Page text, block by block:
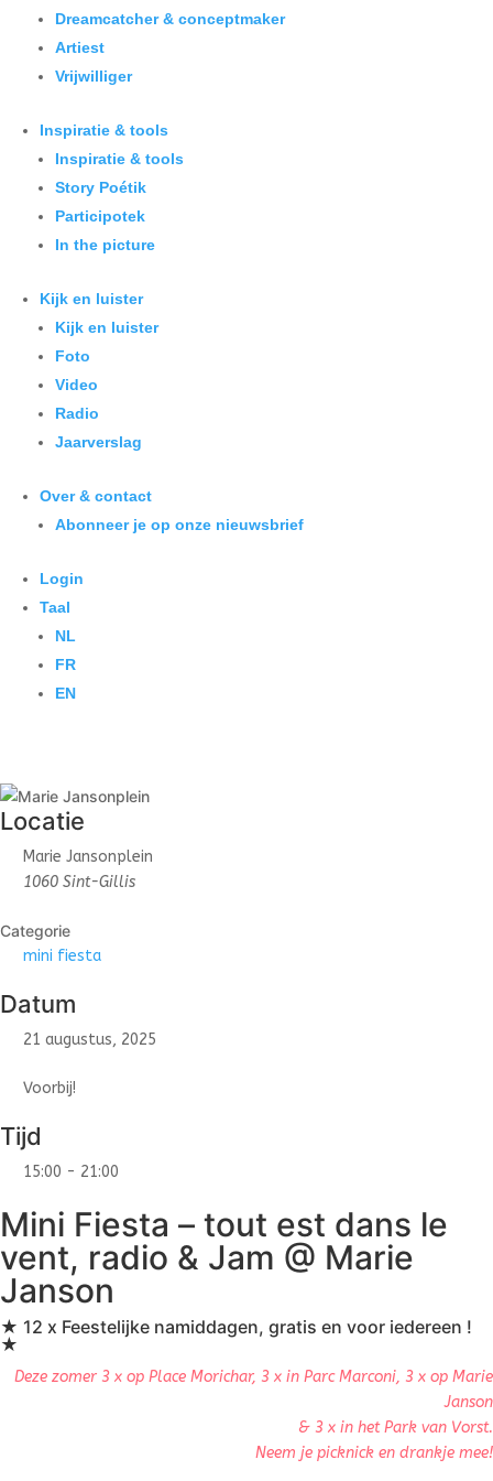
Dreamcatcher & conceptmaker
Artiest
Vrijwilliger
Inspiratie & tools
Inspiratie & tools
Story Poétik
Participotek
In the picture
Kijk en luister
Kijk en luister
Foto
Video
Radio
Jaarverslag
Over & contact
Abonneer je op onze nieuwsbrief
Login
Taal
NL
FR
EN
Locatie
Marie Jansonplein
1060 Sint-Gillis
Categorie
mini fiesta
Datum
21 augustus, 2025
Voorbij!
Tijd
15:00 - 21:00
Mini Fiesta – tout est dans le
vent, radio & Jam @ Marie
Janson
★ 12 x Feestelijke namiddagen, gratis en voor iedereen !
★
Deze zomer 3 x op Place Morichar, 3 x in Parc Marconi, 3 x op Marie
Janson
& 3 x in het Park van Vorst.
Neem je picknick en drankje mee!